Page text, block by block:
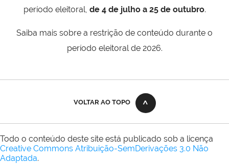
período eleitoral, de 4 de julho a 25 de outubro.
Saiba mais sobre a restrição de conteúdo durante o
período eleitoral de 2026.
VOLTAR AO TOPO
Todo o conteúdo deste site está publicado sob a licença
Creative Commons Atribuição-SemDerivações 3.0 Não
Adaptada.